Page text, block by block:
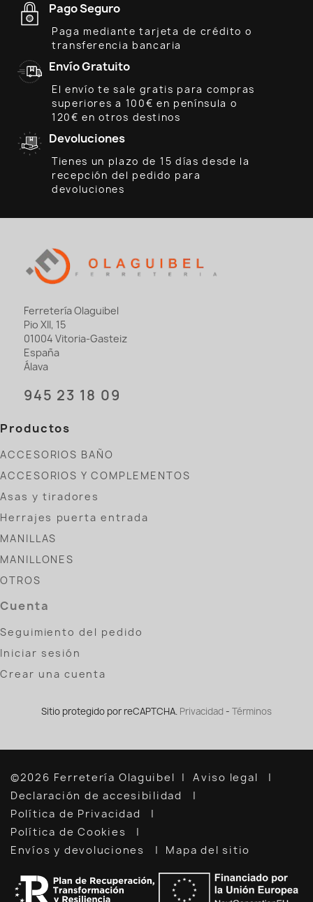
Pago Seguro
Paga mediante tarjeta de crédito o
transferencia bancaria
Envío Gratuito
El envío te sale gratis para compras
superiores a 100€ en península o
120€ en otros destinos
Devoluciones
Tienes un plazo de 15 días desde la
recepción del pedido para
devoluciones
Ferretería Olaguibel
Pio XII, 15
01004 Vitoria-Gasteiz
España
Álava
945 23 18 09
Productos
ACCESORIOS BAÑO
ACCESORIOS Y COMPLEMENTOS
Asas y tiradores
Herrajes puerta entrada
MANILLAS
MANILLONES
OTROS
Cuenta
Seguimiento del pedido
Iniciar sesión
Crear una cuenta
Sitio protegido por reCAPTCHA. Privacidad - Términos
©2026 Ferretería Olaguibel
Aviso legal
Declaración de accesibilidad
Política de Privacidad
Política de Cookies
Envíos y devoluciones
Mapa del sitio